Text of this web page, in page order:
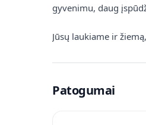
gyvenimu, daug
Jūsų laukiame ir
Patogumai